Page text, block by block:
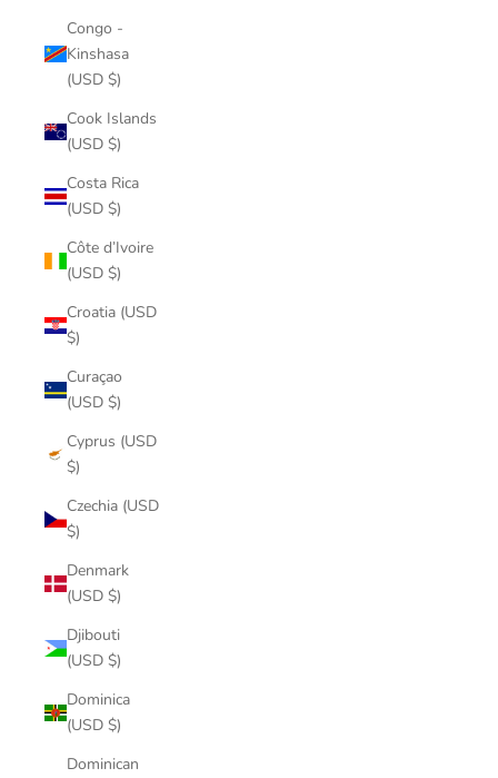
Congo -
Kinshasa
(USD $)
Cook Islands
(USD $)
Costa Rica
(USD $)
Côte d’Ivoire
(USD $)
Croatia (USD
$)
Curaçao
(USD $)
Cyprus (USD
$)
Czechia (USD
$)
Denmark
(USD $)
Djibouti
(USD $)
Dominica
(USD $)
Dominican